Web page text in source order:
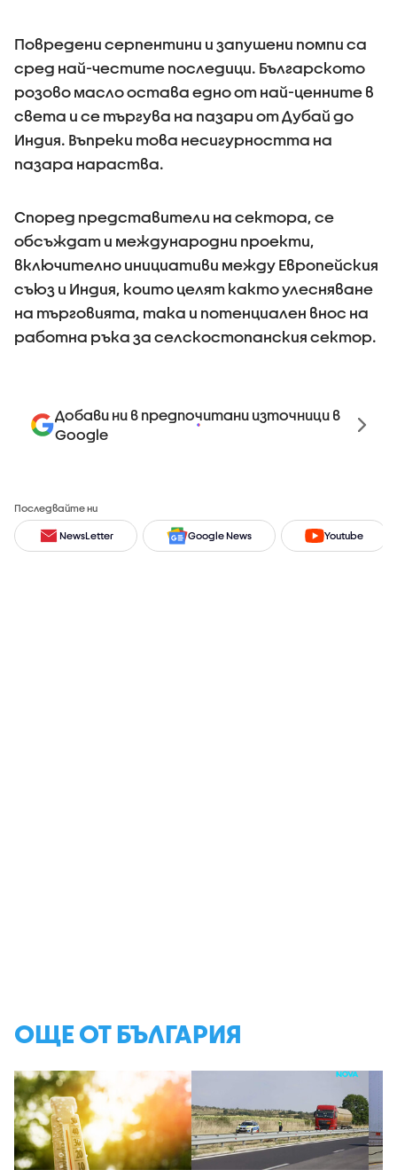
Повредени серпентини и запушени помпи са
сред най-честите последици. Българското
розово масло остава едно от най-ценните в
света и се търгува на пазари от Дубай до
Индия. Въпреки това несигурността на
пазара нараства.
Според представители на сектора, се
обсъждат и международни проекти,
включително инициативи между Европейския
съюз и Индия, които целят както улесняване
на търговията, така и потенциален внос на
работна ръка за селскостопанския сектор.
Добави ни в предпочитани източници в
Google
Последвайте ни
NewsLetter Google News Youtube
ОЩЕ ОТ БЪЛГАРИЯ